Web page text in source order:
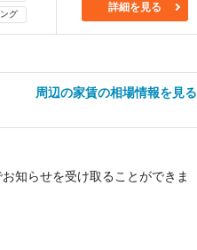
グ
詳細を見る
周辺の家賃の相場情報を見る
知らせを受け取ることができま